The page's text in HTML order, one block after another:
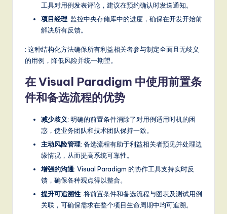
工具对用例发表评论，建议在预约确认时发送通知。
项目经理: 监控中央存储库中的进度，确保在开发开始前
解决所有反馈。
: 这种结构化方法确保所有利益相关者参与制定全面且无歧义
的用例，降低风险并统一期望。
在 Visual Paradigm 中使用前置条
件和备选流程的优势
减少歧义: 明确的前置条件消除了对用例适用时机的困
惑，使业务团队和技术团队保持一致。
主动风险管理: 备选流程有助于利益相关者预见并处理边
缘情况，从而提高系统可靠性。
增强的沟通: Visual Paradigm 的协作工具支持实时反
馈，确保各种观点得以整合。
提升可追溯性: 将前置条件和备选流程与图表及测试用例
关联，可确保需求在整个项目生命周期中均可追溯。